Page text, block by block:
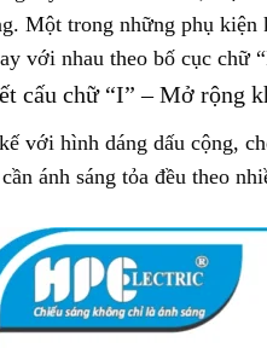
Một trong những phụ
với nhau theo bố cục chữ
cấu chữ “I” – Mở rộng
với hình dáng dấu cộng,
ánh sáng tỏa đều theo